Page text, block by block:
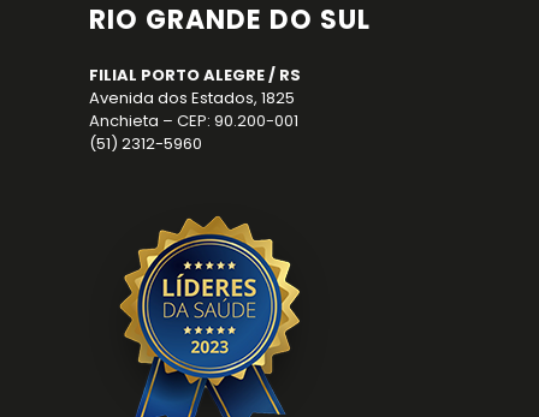
RIO GRANDE DO SUL
FILIAL PORTO ALEGRE / RS
Avenida dos Estados, 1825
Anchieta – CEP: 90.200-001
(51) 2312-5960